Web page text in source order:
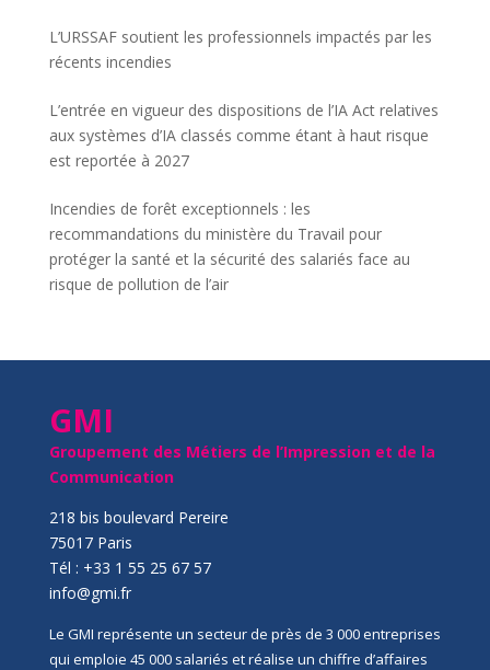
L’URSSAF soutient les professionnels impactés par les
récents incendies
L’entrée en vigueur des dispositions de l’IA Act relatives
aux systèmes d’IA classés comme étant à haut risque
est reportée à 2027
Incendies de forêt exceptionnels : les
recommandations du ministère du Travail pour
protéger la santé et la sécurité des salariés face au
risque de pollution de l’air
GMI
Groupement des Métiers de l’Impression et de la
Communication
218 bis boulevard Pereire
75017 Paris
Tél : +33 1 55 25 67 57
info@gmi.fr
Le GMI représente un secteur de près de 3 000 entreprises
qui emploie 45 000 salariés et réalise un chiffre d’affaires